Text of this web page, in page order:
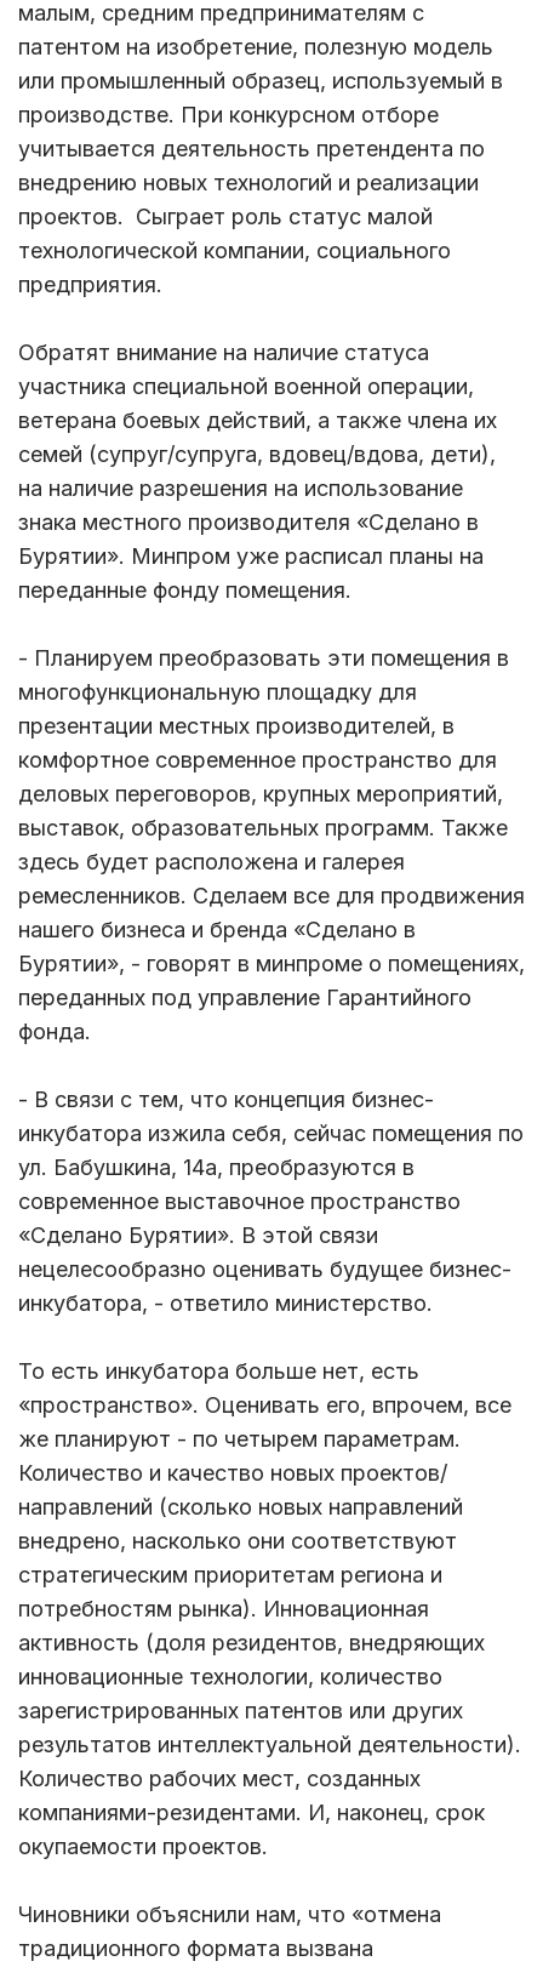
малым, средним предпринимателям с
патентом на изобретение, полезную модель
или промышленный образец, используемый в
производстве. При конкурсном отборе
учитывается деятельность претендента по
внедрению новых технологий и реализации
проектов. Сыграет роль статус малой
технологической компании, социального
предприятия.
Обратят внимание на наличие статуса
участника специальной военной операции,
ветерана боевых действий, а также члена их
семей (супруг/супруга, вдовец/вдова, дети),
на наличие разрешения на использование
знака местного производителя «Сделано в
Бурятии». Минпром уже расписал планы на
переданные фонду помещения.
- Планируем преобразовать эти помещения в
многофункциональную площадку для
презентации местных производителей, в
комфортное современное пространство для
деловых переговоров, крупных мероприятий,
выставок, образовательных программ. Также
здесь будет расположена и галерея
ремесленников. Сделаем все для продвижения
нашего бизнеса и бренда «Сделано в
Бурятии», - говорят в минпроме о помещениях,
переданных под управление Гарантийного
фонда.
- В связи с тем, что концепция бизнес-
инкубатора изжила себя, сейчас помещения по
ул. Бабушкина, 14а, преобразуются в
современное выставочное пространство
«Сделано Бурятии». В этой связи
нецелесообразно оценивать будущее бизнес-
инкубатора, - ответило министерство.
То есть инкубатора больше нет, есть
«пространство». Оценивать его, впрочем, все
же планируют - по четырем параметрам.
Количество и качество новых проектов/
направлений (сколько новых направлений
внедрено, насколько они соответствуют
стратегическим приоритетам региона и
потребностям рынка). Инновационная
активность (доля резидентов, внедряющих
инновационные технологии, количество
зарегистрированных патентов или других
результатов интеллектуальной деятельности).
Количество рабочих мест, созданных
компаниями-резидентами. И, наконец, срок
окупаемости проектов.
Чиновники объяснили нам, что «отмена
традиционного формата вызвана